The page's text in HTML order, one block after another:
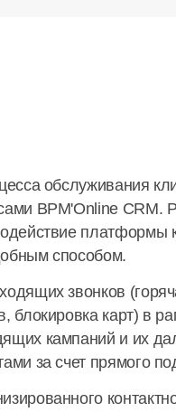
обслуживания
BPM'Online CRM.
платформы
способом.
звонков
блокировка карт) в
кампаний и их
за счет прямого